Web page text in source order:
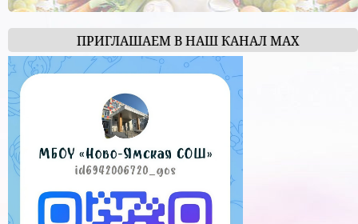
ПРИГЛАШАЕМ В НАШ КАНАЛ МАХ